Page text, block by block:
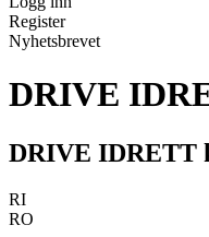
Register
Nyhetsbrevet
DRIVE
DRIVE IDRETT
RI
RO